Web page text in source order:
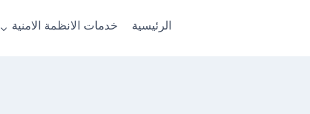
الرئيسية خدمات الانظمة الامنية